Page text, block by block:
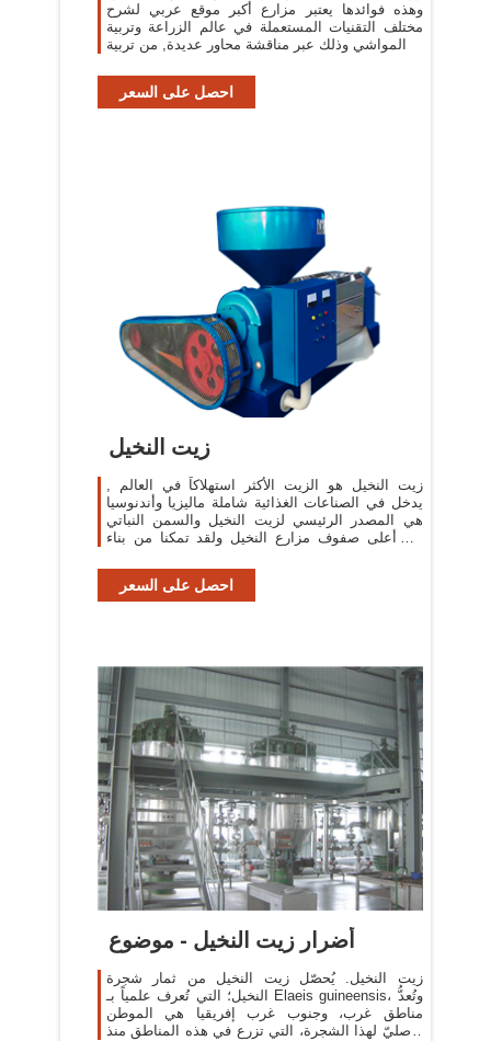
وهذه فوائدها يعتبر مزارع أكبر موقع عربي لشرح
مختلف التقنيات المستعملة في عالم الزراعة وتربية
المواشي وذلك عبر مناقشة محاور عديدة, من تربية
احصل على السعر
زيت النخيل
زيت النخيل هو الزيت الأكثر استهلاكاً في العالم ,
يدخل في الصناعات الغذائية شاملة ماليزيا وأندنوسيا
هي المصدر الرئيسي لزيت النخيل والسمن النباتي
من أعلى صفوف مزارع النخيل ولقد تمكنا من بناء
احصل على السعر
أضرار زيت النخيل - موضوع
زيت النخيل. يُحصّل زيت النخيل من ثمار شجرة
النخيل؛ التي تُعرف علمياً بـ Elaeis guineensis، وتُعدُّ
مناطق غرب، وجنوب غرب إفريقيا هي الموطن
الأصليّ لهذا الشجرة، التي تزرع في هذه المناطق منذ